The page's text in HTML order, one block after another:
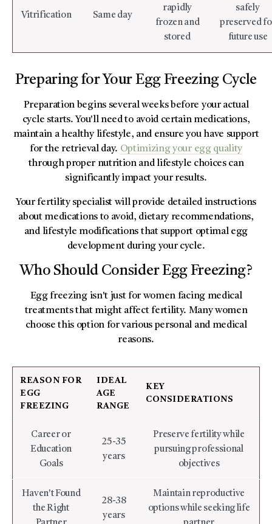
Vitrification Same day
rapidly
frozen and
stored
safely
preserved
future use
Preparing for Your Egg Freezing Cycle
Preparation begins several weeks before your actual
cycle starts. You'll need to avoid certain medications,
maintain a healthy lifestyle, and ensure you have support
for the retrieval day. Optimizing your egg quality
through proper nutrition and lifestyle choices can
significantly impact your results.
Your fertility specialist will provide detailed instructions
about medications to avoid, dietary recommendations,
and lifestyle modifications that support optimal egg
development during your cycle.
Who Should Consider Egg Freezing?
Egg freezing isn't just for women facing medical
treatments that might affect fertility. Many women
choose this option for various personal and medical
reasons.
REASON FOR
EGG
FREEZING
IDEAL
AGE
RANGE
KEY
CONSIDERATIONS
Career or
Education
Goals
25-35
years
Preserve fertility while
pursuing professional
objectives
Haven't Found
the Right
28-38
years
Maintain reproductive
options while seeking life